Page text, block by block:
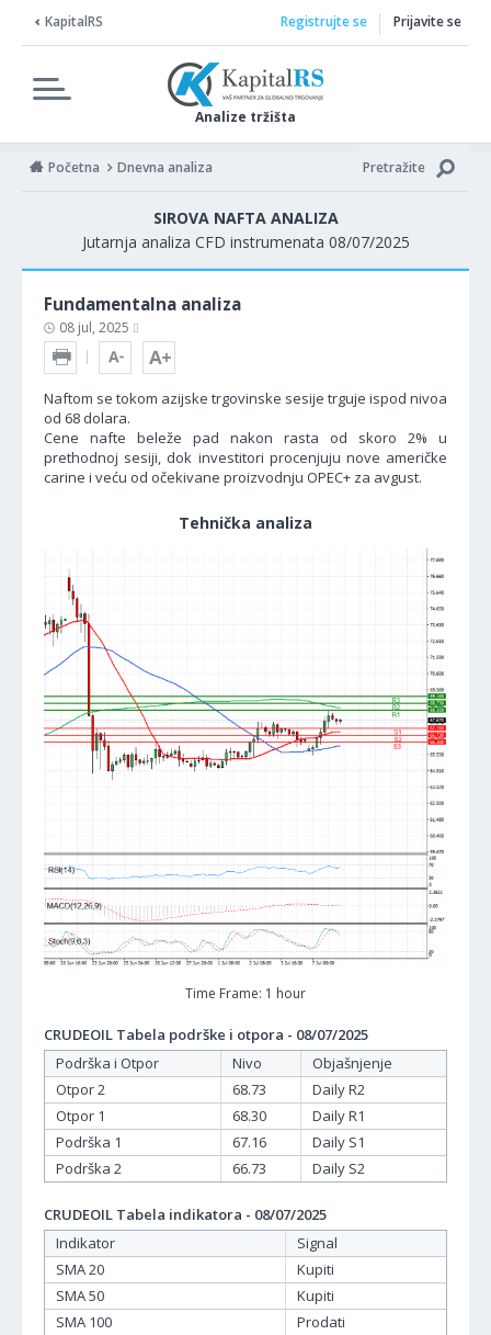
KapitalRS
Analize tržišta
Registrujte se Prijavite se
Početna Dnevna analiza Pretražite
SIROVA NAFTA ANALIZA
Jutarnja analiza CFD instrumenata 08/07/2025
Fundamentalna analiza
08 jul, 2025
Naftom se tokom azijske trgovinske sesije trguje ispod nivoa
od 68 dolara.
Cene nafte beleže pad nakon rasta od skoro 2% u
prethodnoj sesiji, dok investitori procenjuju nove američke
carine i veću od očekivane proizvodnju OPEC+ za avgust.
Tehnička analiza
Time Frame: 1 hour
CRUDEOIL Tabela podrške i otpora - 08/07/2025
Podrška i Otpor
Nivo
Objašnjenje
Otpor 2
68.73
Daily R2
Otpor 1
68.30
Daily R1
Podrška 1
67.16
Daily S1
Podrška 2
66.73 Daily S2
CRUDEOIL Tabela indikatora - 08/07/2025
Indikator
Signal
SMA 20
Kupiti
SMA 50
Kupiti
SMA 100
Prodati